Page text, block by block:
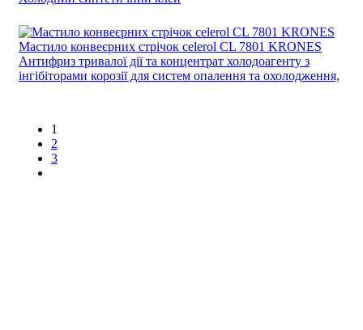
Мастило конвеєрних стрічок celerol CL 7801 KRONES
Антифриз тривалої дії та концентрат холодоагенту з
інгібіторами корозії для систем опалення та охолодження,
1
2
3